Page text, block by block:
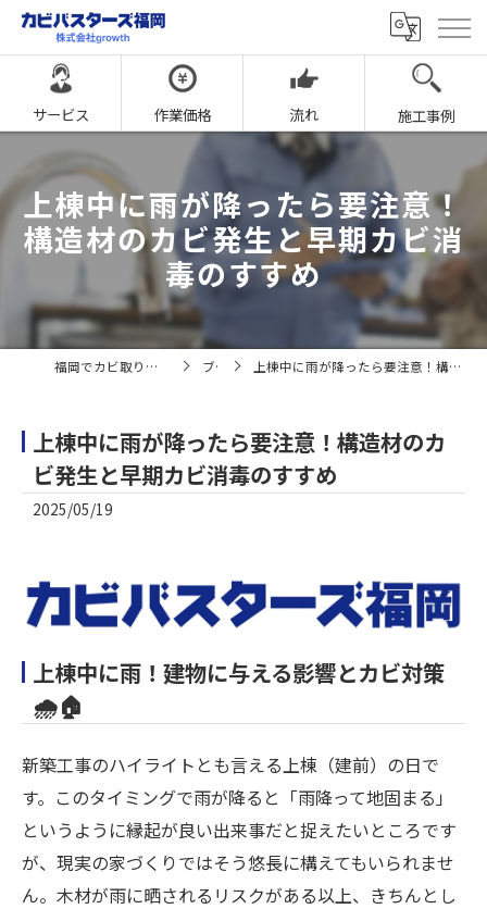
サービス 作業価格 流れ 施工事例
上棟中に雨が降ったら要注意！
構造材のカビ発生と早期カビ消
毒のすすめ
福岡でカビ取りならカビバスターズ福岡 ブログ 上棟中に雨が降ったら要注意！構造材のカビ発生と早期カビ消毒のすすめ
上棟中に雨が降ったら要注意！構造材のカ
ビ発生と早期カビ消毒のすすめ
2025/05/19
上棟中に雨！建物に与える影響とカビ対策
🌧️🏠
新築工事のハイライトとも言える上棟（建前）の日で
す。このタイミングで雨が降ると「雨降って地固まる」
というように縁起が良い出来事だと捉えたいところです
が、現実の家づくりではそう悠長に構えてもいられませ
ん。木材が雨に晒されるリスクがある以上、きちんとし